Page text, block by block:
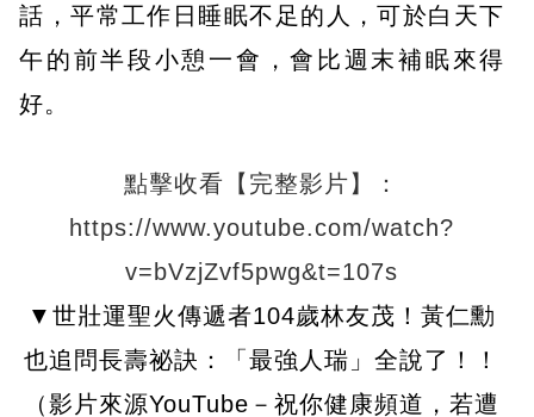
話，平常工作日睡眠不足的人，可於白天下
午的前半段小憩一會，會比週末補眠來得
好。
點擊收看【完整影片】：
https://www.youtube.com/watch?
v=bVzjZvf5pwg&t=107s
▼世壯運聖火傳遞者104歲林友茂！黃仁勳
也追問長壽祕訣：「最強人瑞」全說了！！
（影片來源YouTube－祝你健康頻道，若遭